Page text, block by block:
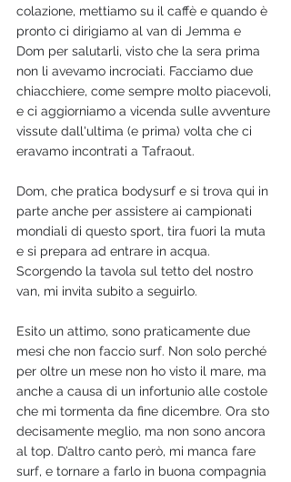
colazione, mettiamo su il caffè e quando è
pronto ci dirigiamo al van di Jemma e
Dom per salutarli, visto che la sera prima
non li avevamo incrociati. Facciamo due
chiacchiere, come sempre molto piacevoli,
e ci aggiorniamo a vicenda sulle avventure
vissute dall'ultima (e prima) volta che ci
eravamo incontrati a Tafraout.
Dom, che pratica bodysurf e si trova qui in
parte anche per assistere ai campionati
mondiali di questo sport, tira fuori la muta
e si prepara ad entrare in acqua.
Scorgendo la tavola sul tetto del nostro
van, mi invita subito a seguirlo.
Esito un attimo, sono praticamente due
mesi che non faccio surf. Non solo perché
per oltre un mese non ho visto il mare, ma
anche a causa di un infortunio alle costole
che mi tormenta da fine dicembre. Ora sto
decisamente meglio, ma non sono ancora
al top. D’altro canto però, mi manca fare
surf, e tornare a farlo in buona compagnia